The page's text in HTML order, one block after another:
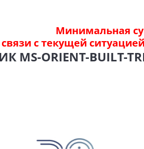
Минимальная
с текущей
MS-ORIENT-BUILT-